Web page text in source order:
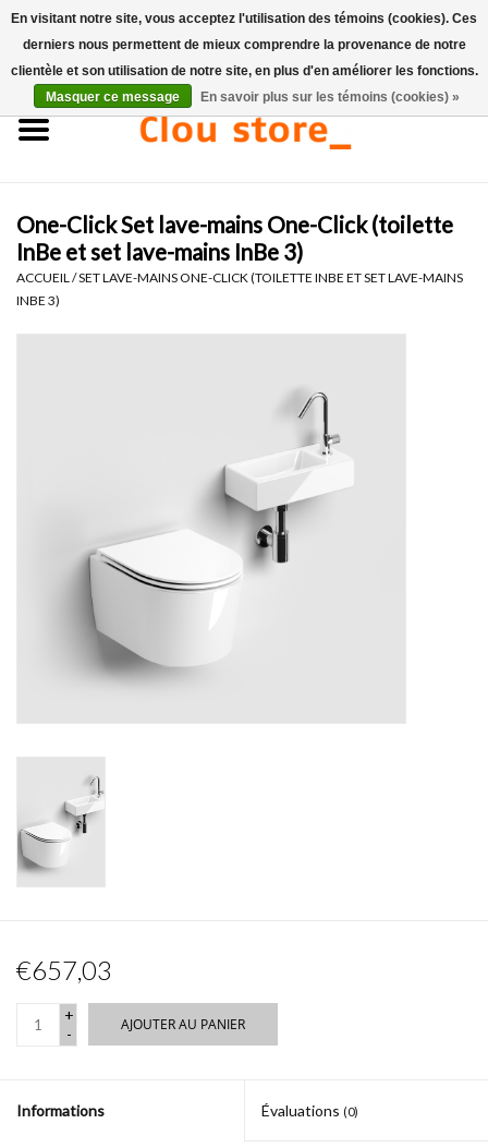
Accueil
Ensembles de lave-mains
Accessoires de salle de bain
pièce de rechange
One-Click Set lave-mains One-Click (toilette
InBe et set lave-mains InBe 3)
ACCUEIL /SET LAVE-MAINS ONE-CLICK (TOILETTE INBE ET SET LAVE-MAINS
INBE 3)
€657,03
+
-
AJOUTER AU PANIER
Informations Évaluations (0)
En visitant notre site, vous acceptez l'utilisation des témoins (cookies). Ces
derniers nous permettent de mieux comprendre la provenance de notre
clientèle et son utilisation de notre site, en plus d'en améliorer les fonctions.
Masquer ce message
En savoir plus sur les témoins (cookies) »